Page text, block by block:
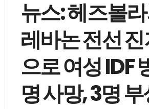
뉴스: 헤즈볼
레바논 전선
으로 여성 IDF
명 사망, 3명